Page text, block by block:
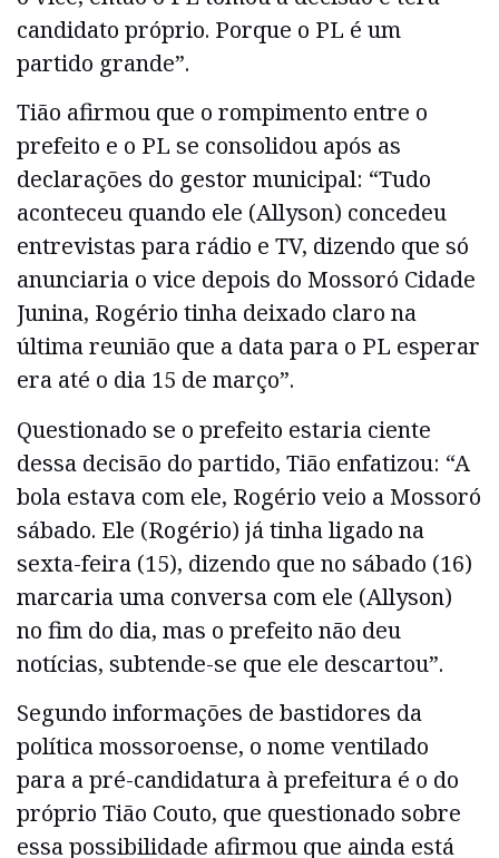
candidato próprio. Porque o PL é um
partido grande”.
Tião afirmou que o rompimento entre o
prefeito e o PL se consolidou após as
declarações do gestor municipal: “Tudo
aconteceu quando ele (Allyson) concedeu
entrevistas para rádio e TV, dizendo que só
anunciaria o vice depois do Mossoró Cidade
Junina, Rogério tinha deixado claro na
última reunião que a data para o PL esperar
era até o dia 15 de março”.
Questionado se o prefeito estaria ciente
dessa decisão do partido, Tião enfatizou: “A
bola estava com ele, Rogério veio a Mossoró
sábado. Ele (Rogério) já tinha ligado na
sexta-feira (15), dizendo que no sábado (16)
marcaria uma conversa com ele (Allyson)
no fim do dia, mas o prefeito não deu
notícias, subtende-se que ele descartou”.
Segundo informações de bastidores da
política mossoroense, o nome ventilado
para a pré-candidatura à prefeitura é o do
próprio Tião Couto, que questionado sobre
essa possibilidade afirmou que ainda está